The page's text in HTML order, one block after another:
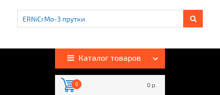
Гарантия и возврат
Каталог товаров
0 0 р.